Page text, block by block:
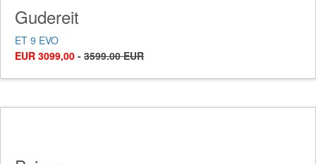
Gudereit
ET 9 EVO
EUR 3099,00 - 3599.00 EUR